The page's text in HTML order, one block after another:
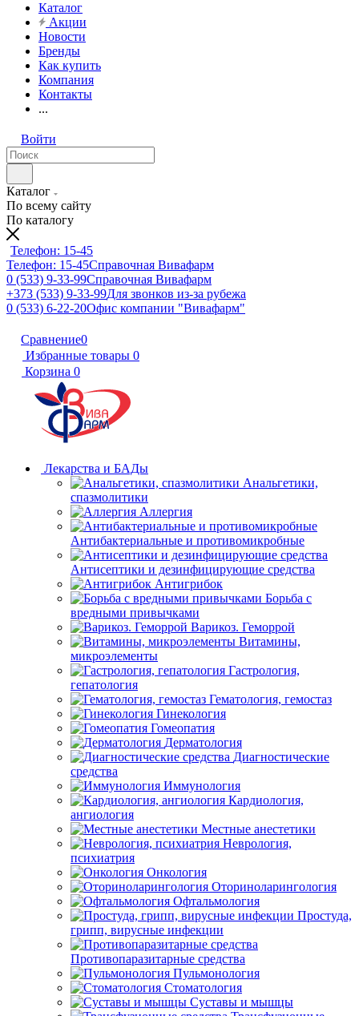
Каталог
Акции
Новости
Бренды
Как купить
Компания
Контакты
...
Войти
Каталог
По всему сайту
По каталогу
Телефон: 15-45
Телефон: 15-45Справочная Вивафарм
0 (533) 9-33-99Справочная Вивафарм
+373 (533) 9-33-99Для звонков из-за рубежа
0 (533) 6-22-20Офис компании "Вивафарм"
Сравнение0
Избранные товары 0
Корзина 0
Лекарства и БАДы
Анальгетики,
спазмолитики
Аллергия
Антибактериальные и противомикробные
Антисептики и дезинфицирующие средства
Антигрибок
Борьба с
вредными привычками
Варикоз. Геморрой
Витамины,
микроэлементы
Гастрология,
гепатология
Гематология, гемостаз
Гинекология
Гомеопатия
Дерматология
Диагностические
средства
Иммунология
Кардиология,
ангиология
Местные анестетики
Неврология,
психиатрия
Онкология
Оториноларингология
Офтальмология
Простуда,
грипп, вирусные инфекции
Противопаразитарные средства
Пульмонология
Стоматология
Суставы и мышцы